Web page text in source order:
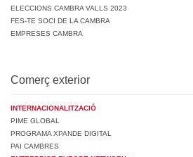
ELECCIONS CAMBRA VALLS 2023
FES-TE SOCI DE LA CAMBRA
EMPRESES CAMBRA
Comerç exterior
INTERNACIONALITZACIÓ
PIME GLOBAL
PROGRAMA XPANDE DIGITAL
PAI CAMBRES